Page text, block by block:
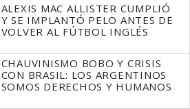
ALEXIS MAC ALLISTER CUMPLIÓ
Y SE IMPLANTÓ PELO ANTES DE
VOLVER AL FÚTBOL INGLÉS
CHAUVINISMO BOBO Y CRISIS
CON BRASIL: LOS ARGENTINOS
SOMOS DERECHOS Y HUMANOS